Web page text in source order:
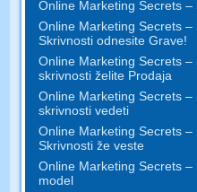
Online Marketing Secrets –
Online Marketing Secrets
Skrivnosti odnesite Grave!
Online Marketing Secrets
skrivnosti želite Prodaja
Online Marketing Secrets
skrivnosti vedeti
Online Marketing Secrets
Skrivnosti že veste
Online Marketing Secrets
model